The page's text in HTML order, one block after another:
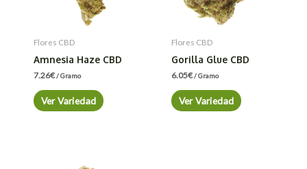
Flores CBD
Amnesia Haze CBD
7.26€/ Gramo
Ver Variedad
Flores CBD
Gorilla Glue CBD
6.05€/ Gramo
Ver Variedad